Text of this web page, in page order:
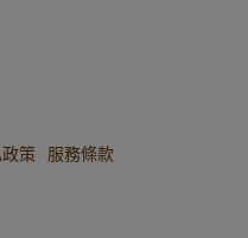
策 服務條款